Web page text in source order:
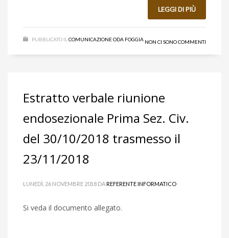
LEGGI DI PIÙ
PUBBLICATO IL COMUNICAZIONE ODA FOGGIA NON CI SONO COMMENTI
Estratto verbale riunione
endosezionale Prima Sez. Civ.
del 30/10/2018 trasmesso il
23/11/2018
LUNEDÌ, 26 NOVEMBRE 2018 DAREFERENTE INFORMATICO
Si veda il documento allegato.